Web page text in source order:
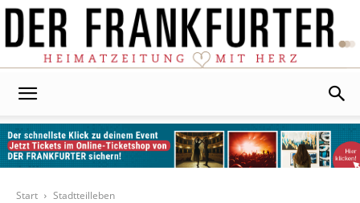
Start
Stadtteilleben